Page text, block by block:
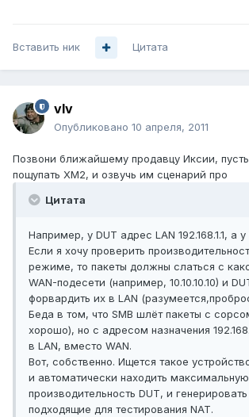
Вставить ник Цитата
vIv
Опубликовано 10 апреля, 2011
Позвони ближайшему продавцу Иксии,
пощупать XM2, и озвучь им сценарий про
Цитата
Например, у DUT адрес LAN 192.168.1.1, а у
Если я хочу проверить
режиме, то пакеты должны слаться с
WAN-подесети (например, 10.10.10.10) и
форвардить их в LAN
Беда в том, что SMB шлёт пакеты с сорсом
хорошо), но с адресом назначения
в LAN, вместо WAN.
Вот, собственно. Ищется такое
и автоматически находить максимальную
производительность DUT, и
подходящие для тестирования NAT.